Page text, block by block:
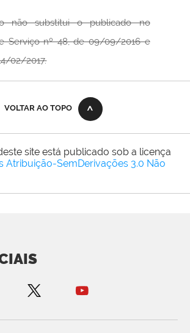
não substitui o publicado no
Serviço nº 48, de 09/09/2016 e
02/2017.
VOLTAR AO TOPO
site está publicado sob a licença
Atribuição-SemDerivações 3.0 Não